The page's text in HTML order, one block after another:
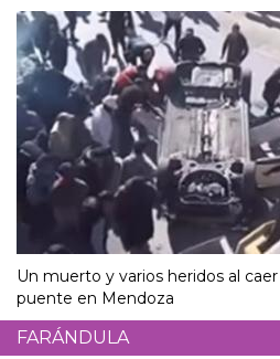
Un muerto y varios heridos al
puente en Mendoza
FARÁNDULA